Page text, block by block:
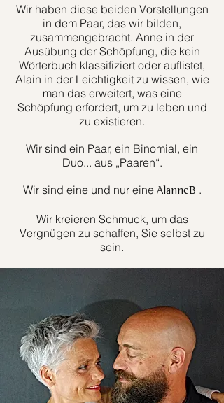
Wir haben diese beiden Vorstellungen
in dem Paar, das wir bilden,
zusammengebracht. Anne in der
Ausübung der Schöpfung, die kein
Wörterbuch klassifiziert oder auflistet,
Alain in der Leichtigkeit zu wissen, wie
man das erweitert, was eine
Schöpfung erfordert, um zu leben und
zu existieren.
Wir sind ein Paar, ein Binomial, ein
Duo... aus „Paaren“.
Wir sind eine und nur eine AlanneB .
Wir kreieren Schmuck, um das
Vergnügen zu schaffen, Sie selbst zu
sein.